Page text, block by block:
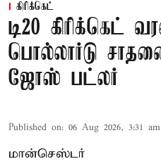
கிரிக்கெட்
டி20 கிரிக்கெட்
பொல்லார்டு
ஜோஸ் பட்லர்
Published on: 06 Aug 2026, 3:31 am
மான்செஸ்டர்